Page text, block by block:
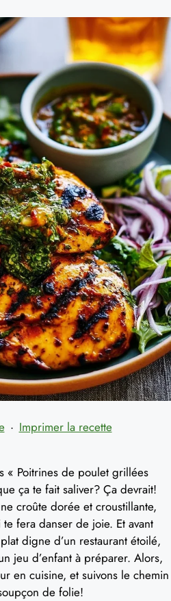
· Imprimer la recette
« Poitrines de poulet grillées
ça te fait saliver? Ça devrait!
croûte dorée et croustillante,
fera danser de joie. Et avant
digne d’un restaurant étoilé,
jeu d’enfant à préparer. Alors,
en cuisine, et suivons le chemin
de folie!